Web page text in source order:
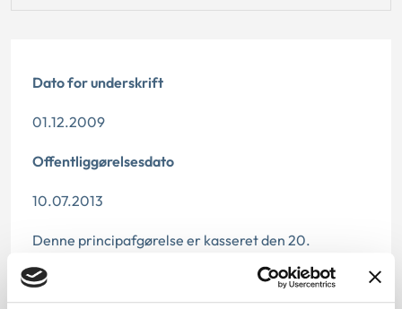
Dato for underskrift
01.12.2009
Offentliggørelsesdato
10.07.2013
Denne principafgørelse er kasseret den 20.
november 2019, da den er erstattet af
principmeddelelse 73-19